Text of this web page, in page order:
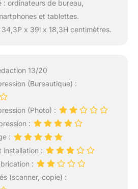
: ordinateurs de bureau,
et tablettes.
34,3P x 39l x 18,3H centimètres.
13/20
(Bureautique) :
(Photo) :
:
:
installation :
:
(scanner, copie) :